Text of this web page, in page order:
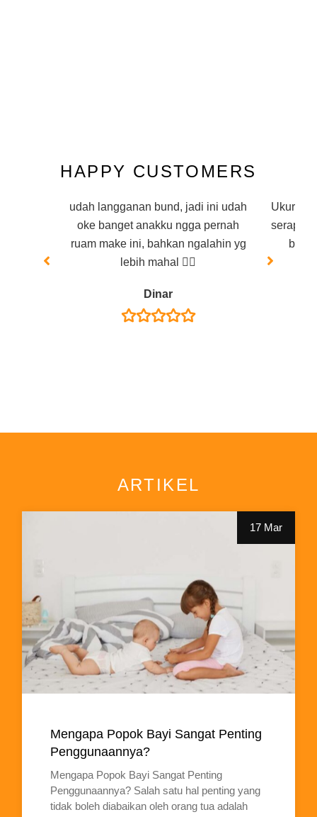
HAPPY CUSTOMERS
udah langganan bund, jadi ini udah
oke banget anakku ngga pernah
ruam make ini, bahkan ngalahin yg
lebih mahal 👍🏻
Dinar
Ukuran
serap
bayi
ARTIKEL
17 Mar
Mengapa Popok Bayi Sangat Penting
Penggunaannya?
Mengapa Popok Bayi Sangat Penting
Penggunaannya? Salah satu hal penting yang
tidak boleh diabaikan oleh orang tua adalah